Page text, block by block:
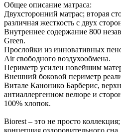
Общее описание матраса:
Двухсторонний матрас; вторая
различная жесткость с двух
Внутреннее содержание 800
Green.
Прослойки из инновативных
Air свободного воздухообмена.
Периметр усилен новейшим
Внешний боковой периметр
Витале Канонико Барберис,
антиаллергенном велюре и
100% хлопок.
Biorest – это не просто